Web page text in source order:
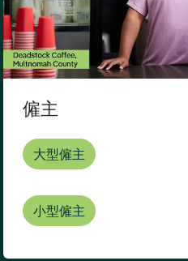
僱主
大型僱主
小型僱主